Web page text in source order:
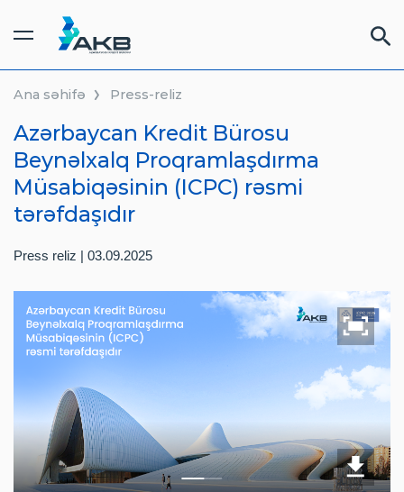
FƏRDI / BIZNES
XIDMƏTLƏR
QIYMƏTLƏR
TƏRƏFDAŞLAR
HAQQIMIZDA
PRESS-RELIZ
ŞIKAYƏT VƏ TƏKLIFLƏR
Ana səhifə Press-reliz
Azərbaycan Kredit Bürosu
Beynəlxalq Proqramlaşdırma
Müsabiqəsinin (ICPC) rəsmi
tərəfdaşıdır
Press reliz | 03.09.2025